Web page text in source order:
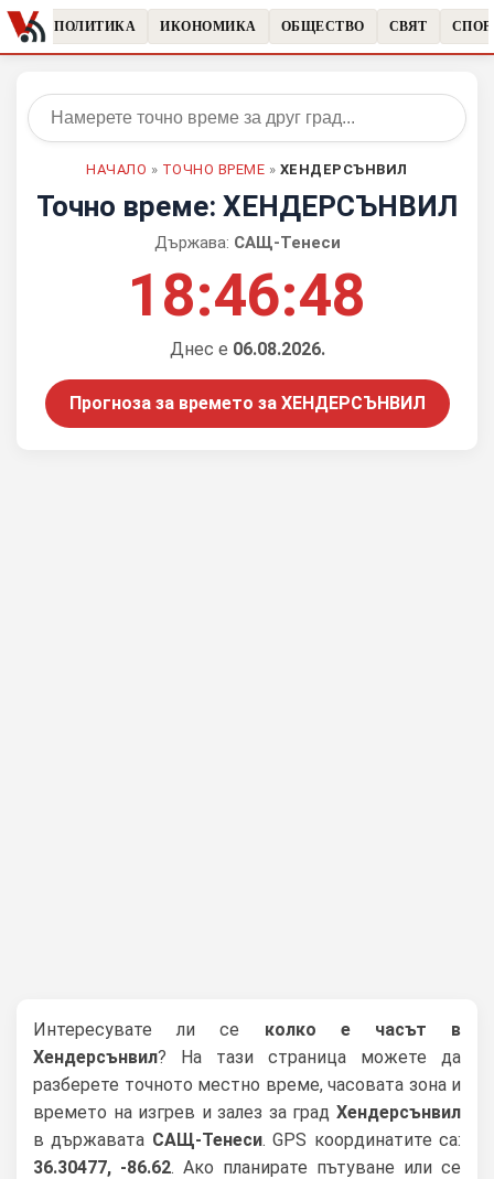
ПОЛИТИКА ИКОНОМИКА ОБЩЕСТВО СВЯТ
НАЧАЛО » ТОЧНО ВРЕМЕ » ХЕНДЕРСЪНВИЛ
Точно време: ХЕНДЕРСЪНВИЛ
Държава: САЩ-Тенеси
18:46:48
Днес е 06.08.2026.
Прогноза за времето за ХЕНДЕРСЪНВИЛ
Интересувате ли се колко е часът в
Хендерсънвил? На тази страница можете да
разберете точното местно време, часовата зона и
времето на изгрев и залез за град Хендерсънвил
в държавата САЩ-Тенеси. GPS координатите са:
36.30477, -86.62. Ако планирате пътуване или се